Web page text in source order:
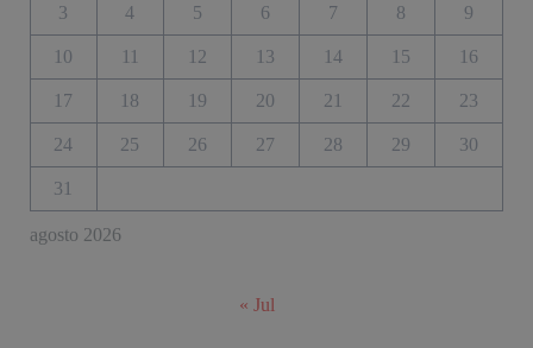
agosto 2026
3 4 5 6 7 8 9
10 11 12 13 14 15 16
17 18 19 20 21 22 23
24 25 26 27 28 29 30
31
« Jul